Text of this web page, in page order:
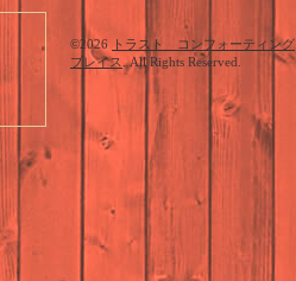
©2026
トラスト コンフォーティング
プレイス . All Rights Reserved.